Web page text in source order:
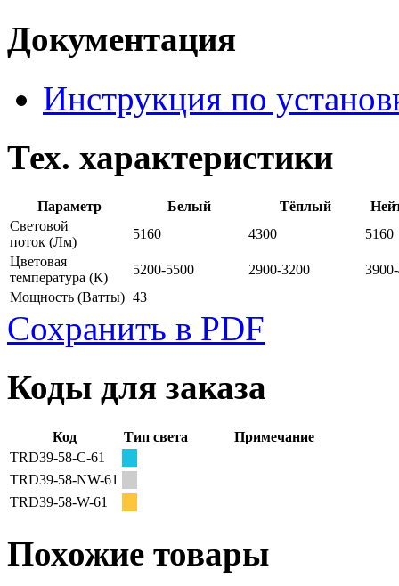
Документация
Инструкция по
Тех. характеристики
Параметр Белый Тёплый
Световой
поток (Лм)
5160 4300
5160
Цветовая
температура (К)
5200-5500 2900-3200
Мощность (Ватты) 43
Сохранить в PDF
Коды для заказа
Код Тип света
Примечание
TRD39-58-C-61
TRD39-58-NW-61
TRD39-58-W-61
Похожие товары